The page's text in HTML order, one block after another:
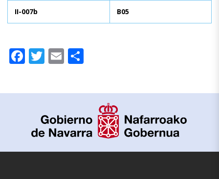
II-007b B05
Facebook
Twitter
Email